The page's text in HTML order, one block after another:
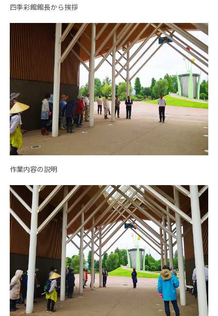
四季彩館館長から挨拶
作業内容の説明